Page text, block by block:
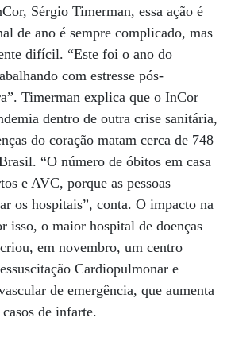
Sérgio Timerman, essa ação é
de ano é sempre complicado, mas
difícil. “Este foi o ano do
com estresse pós-
Timerman explica que o InCor
dentro de outra crise sanitária,
do coração matam cerca de 748
“O número de óbitos em casa
e AVC, porque as pessoas
os hospitais”, conta. O impacto na
isso, o maior hospital de doenças
em novembro, um centro
Cardiopulmonar e
de emergência, que aumenta
de infarte.